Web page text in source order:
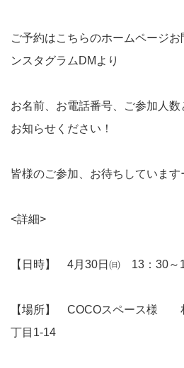
ご予約はこちらのホームページ
ンスタグラムDMより
お名前、お電話番号、ご参加人
お知らせください！
皆様のご参加、お待ちしていま
<詳細>
【日時】 4月30日㈰ 13：30～
【場所】 COCOスペース様
丁目1-14